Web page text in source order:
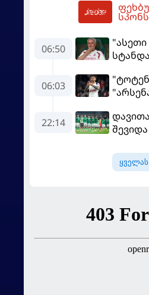
აგენტი
06:50
06:03
22:14
ყველას